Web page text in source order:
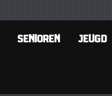
SENIOREN JEUGD